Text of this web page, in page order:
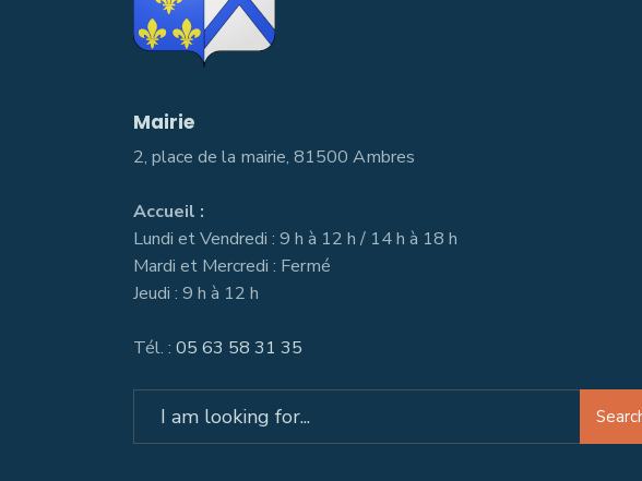
Mairie
2, place de la mairie, 81500 Ambres
Accueil :
Lundi et Vendredi : 9 h à 12 h / 14 h à 18 h
Mardi et Mercredi : Fermé
Jeudi : 9 h à 12 h
Tél. : 05 63 58 31 35